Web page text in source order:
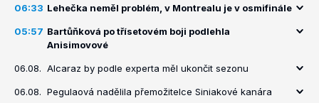
06:33 Lehečka neměl problém, v Montrealu je v osmifinále
05:57 Bartůňková po třísetovém boji podlehla
Anisimovové
06.08. Alcaraz by podle experta měl ukončit sezonu
06.08. Pegulaová nadělila přemožitelce Siniakové kanára